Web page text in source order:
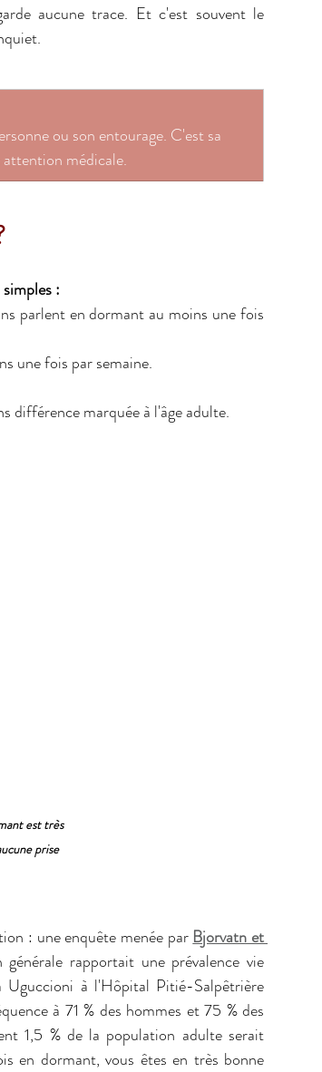
aucune trace. Et c'est souvent le
ou son entourage. C'est sa
médicale.
:
parlent en dormant au moins une fois
une fois par semaine.
différence marquée à l'âge adulte.
est très
prise
: une enquête menée par Bjorvatn et
rapportait une prévalence vie
Uguccioni à l'Hôpital Pitié-Salpêtrière
à 71 % des hommes et 75 % des
1,5 % de la population adulte serait
en dormant, vous êtes en très bonne